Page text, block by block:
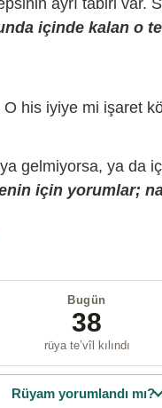
içinde kalan o
his iyiye mi işaret
gelmiyorsa, ya da
için yorumlar;
Bugün
38
rüya te’vîl kılındı
Rüyam yorumlandı mı?